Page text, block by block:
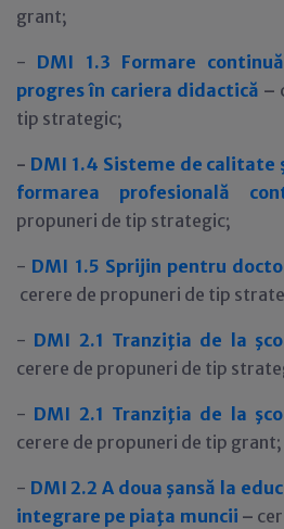
grant;
- DMI 1.3 Formare
progres în cariera didactică –
tip strategic;
- DMI 1.4 Sisteme de
formarea profesională
propuneri de tip strategic;
- DMI 1.5 Sprijin pentru
cerere de propuneri de tip
- DMI 2.1 Tranziţia de la
cerere de propuneri de tip
- DMI 2.1 Tranziţia de la
cerere de propuneri de tip grant;
- DMI 2.2A doua şansă la
integrare pe piaţa muncii –